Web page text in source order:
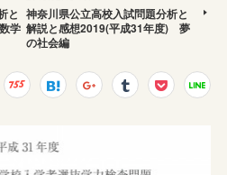
と
学
神奈川県公立高校入試問題分析と
解説と感想2019(平成31年度) 夢
の社会編